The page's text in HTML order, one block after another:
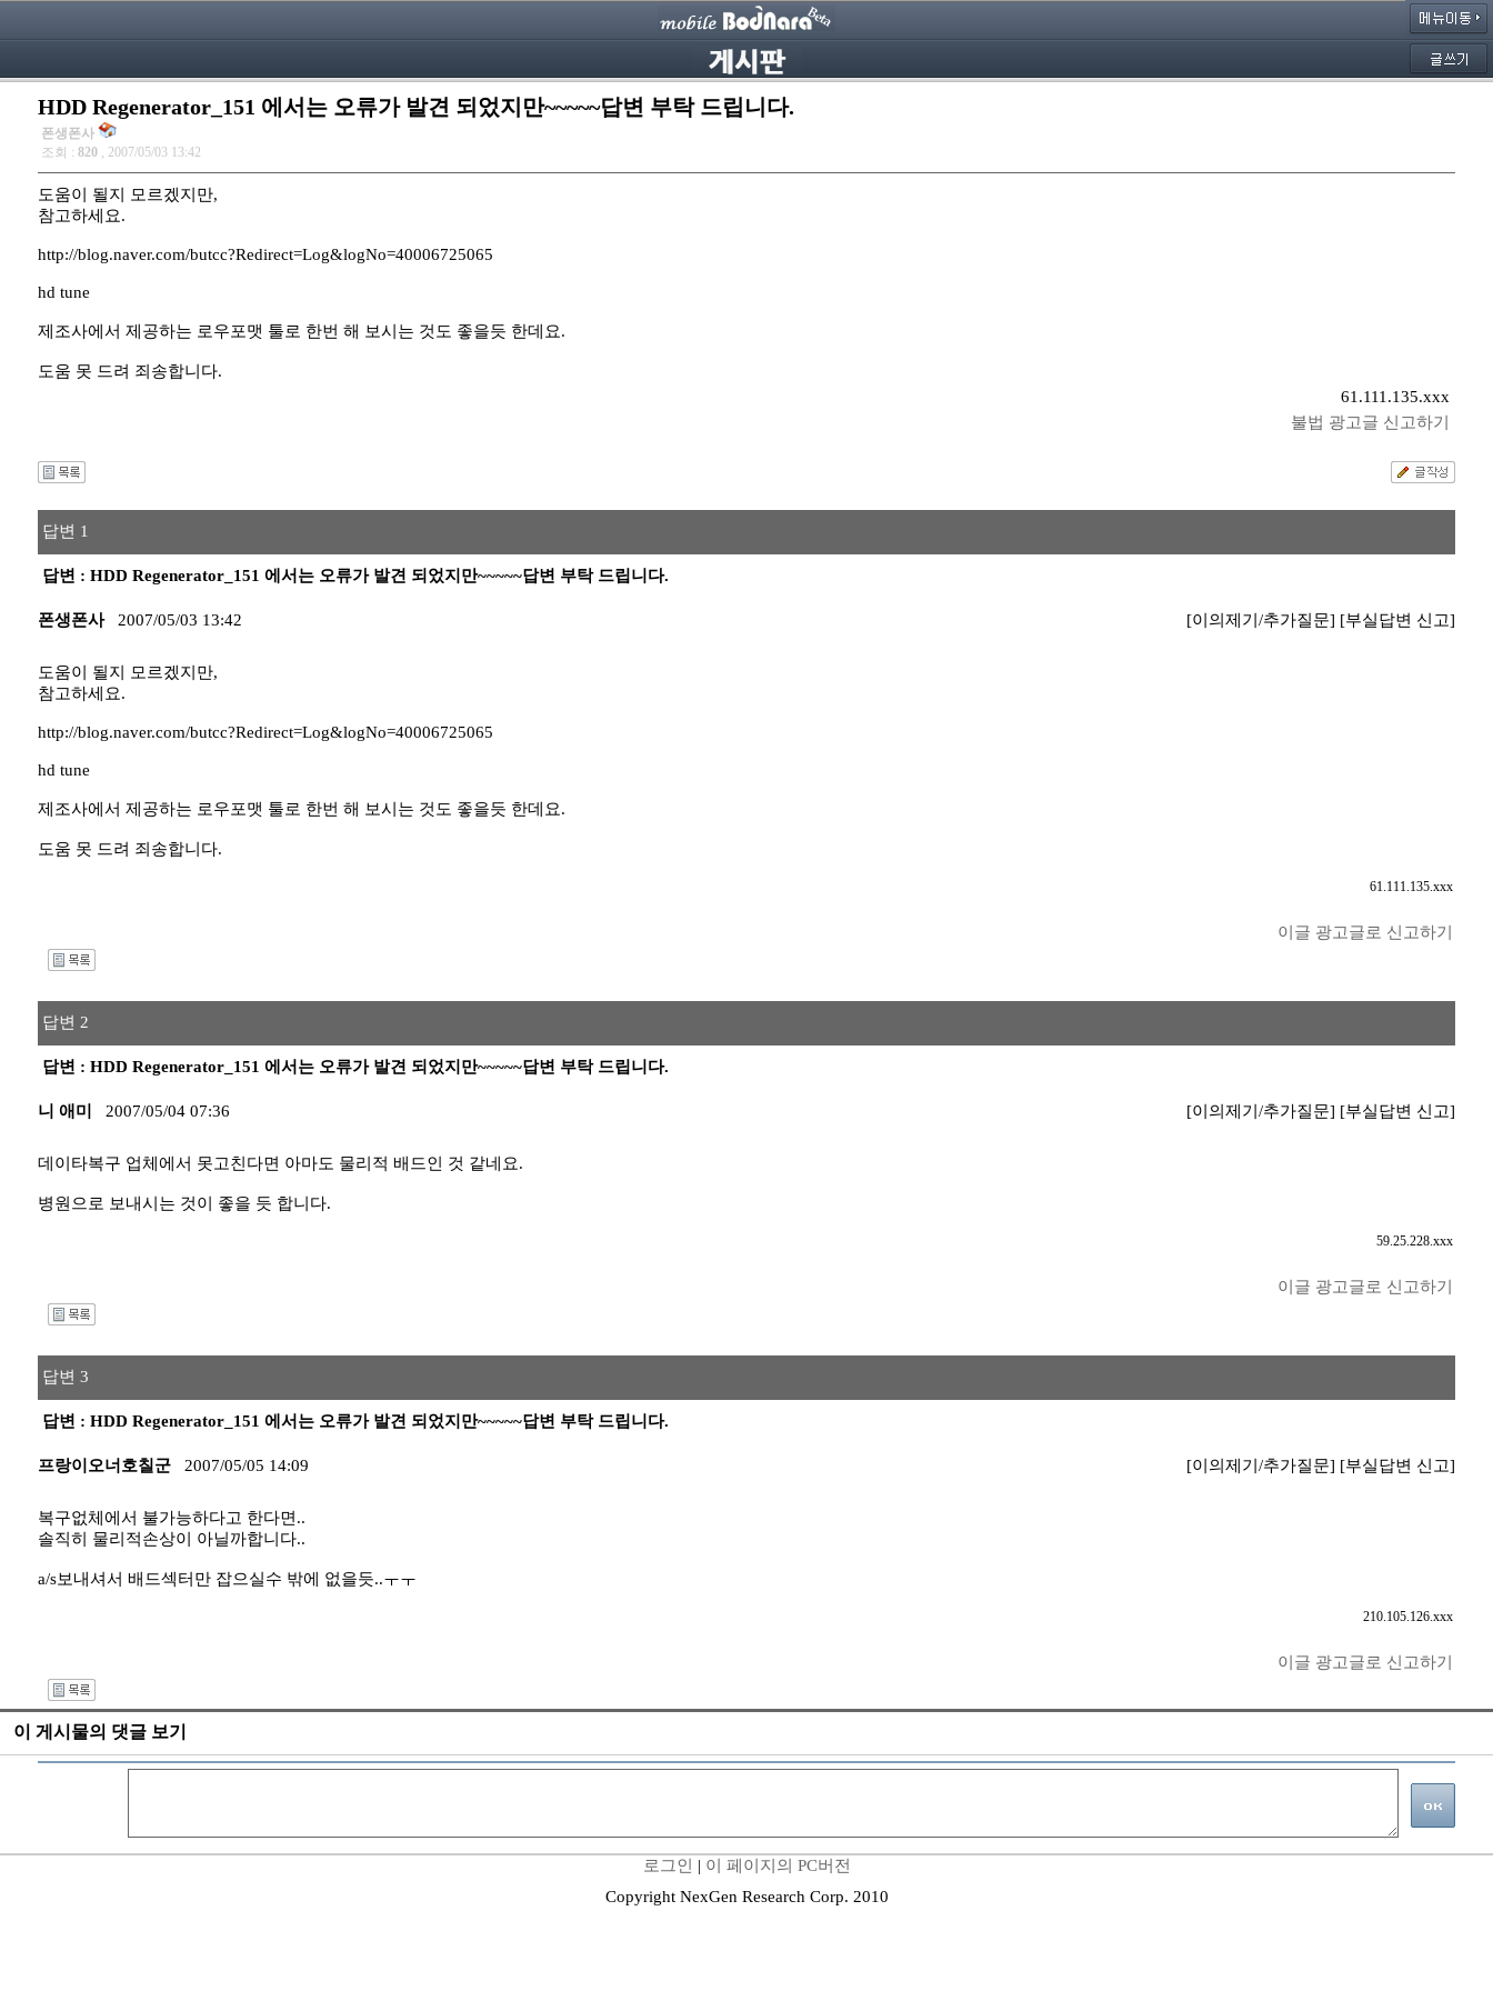
HDD Regenerator_151 에서는 오류가 발견 되었지만~~~~~답변 부탁 드립니다.
폰생폰사
조회 : 820 , 2007/05/03 13:42
도움이 될지 모르겠지만,
참고하세요.
http://blog.naver.com/butcc?Redirect=Log&logNo=40006725065
hd tune
제조사에서 제공하는 로우포맷 툴로 한번 해 보시는 것도 좋을듯 한데요.
도움 못 드려 죄송합니다.
61.111.135.xxx
불법 광고글 신고하기
답변 1
답변 : HDD Regenerator_151 에서는 오류가 발견 되었지만~~~~~답변 부탁 드립니다.
폰생폰사 2007/05/03 13:42 [이의제기/추가질문] [부실답변 신고]
도움이 될지 모르겠지만,
참고하세요.
http://blog.naver.com/butcc?Redirect=Log&logNo=40006725065
hd tune
제조사에서 제공하는 로우포맷 툴로 한번 해 보시는 것도 좋을듯 한데요.
도움 못 드려 죄송합니다.
61.111.135.xxx
이글 광고글로 신고하기
답변 2
답변 : HDD Regenerator_151 에서는 오류가 발견 되었지만~~~~~답변 부탁 드립니다.
니 애미 2007/05/04 07:36 [이의제기/추가질문] [부실답변 신고]
데이타복구 업체에서 못고친다면 아마도 물리적 배드인 것 같네요.
병원으로 보내시는 것이 좋을 듯 합니다.
59.25.228.xxx
이글 광고글로 신고하기
답변 3
답변 : HDD Regenerator_151 에서는 오류가 발견 되었지만~~~~~답변 부탁 드립니다.
프랑이오너호칠군 2007/05/05 14:09 [이의제기/추가질문] [부실답변 신고]
복구없체에서 불가능하다고 한다면..
솔직히 물리적손상이 아닐까합니다..
a/s보내셔서 배드섹터만 잡으실수 밖에 없을듯..ㅜㅜ
210.105.126.xxx
이글 광고글로 신고하기
이 게시물의 댓글 보기
로그인 | 이 페이지의 PC버전
Copyright NexGen Research Corp. 2010